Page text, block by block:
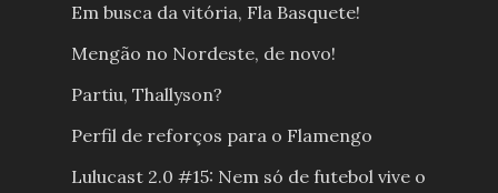
Em busca da vitória, Fla Basquete!
Mengão no Nordeste, de novo!
Partiu, Thallyson?
Perfil de reforços para o Flamengo
Lulucast 2.0 #15: Nem só de futebol vive o